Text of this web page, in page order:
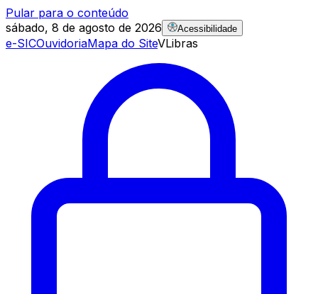
Pular para o conteúdo
sábado, 8 de agosto de 2026
Acessibilidade
e-SICOuvidoriaMapa do SiteVLibras